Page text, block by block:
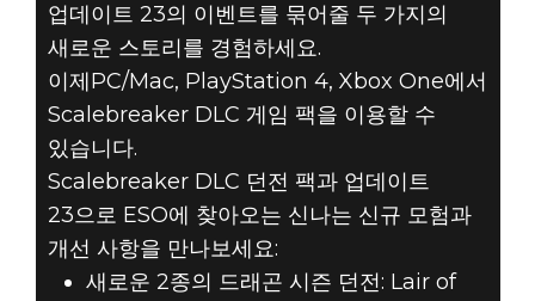
이제 모든
플랫폼에서
SCALEBREAKER
DLC 게임 팩 &
업데이트 23
업데이트 23의 이벤트를 묶어줄 두 가지의
새로운 스토리를 경험하세요.
이제PC/Mac, PlayStation 4, Xbox One에서
Scalebreaker DLC 게임 팩을 이용할 수
있습니다.
Scalebreaker DLC 던전 팩과 업데이트
23으로 ESO에 찾아오는 신나는 신규 모험과
개선 사항을 만나보세요:
새로운 2종의 드래곤 시즌 던전: Lair of